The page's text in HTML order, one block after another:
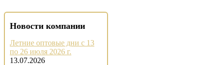
Новости компании
Летние оптовые дни с 13
по 26 июля 2026 г.
13.07.2026